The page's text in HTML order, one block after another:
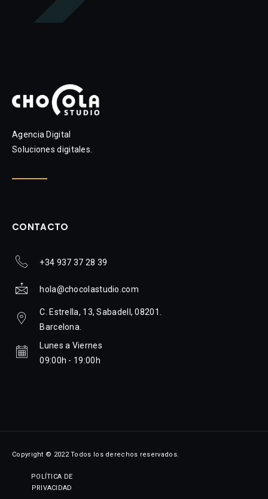
Agencia Digital
Soluciones digitales.
CONTACTO
+34 937 37 28 39
hola@chocolastudio.com
C. Estrella, 13, Sabadell, 08201.
Barcelona.
Lunes a Viernes
09:00h - 19:00h
Copyright © 2022 Todos los derechos reservados.
POLÍTICA DE
PRIVACIDAD